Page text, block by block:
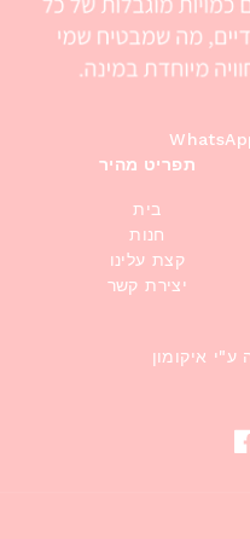
תפריט מהיר
בית
חנות
קצת עלינו
יצירת קשר
איקומון